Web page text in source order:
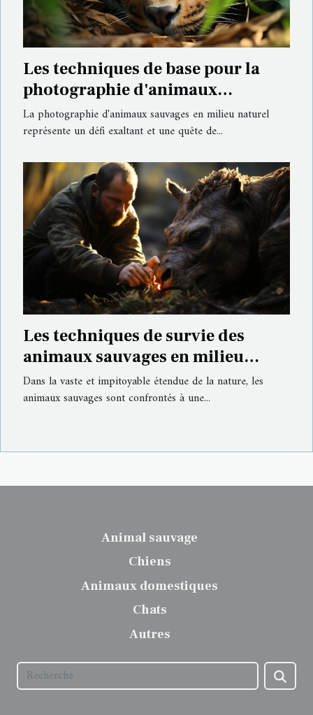
Les techniques de base pour la
photographie d'animaux
sauvages en milieu naturel
La photographie d'animaux sauvages en milieu naturel
représente un défi exaltant et une quête de...
Les techniques de survie des
animaux sauvages en milieu
hostile
Dans la vaste et impitoyable étendue de la nature, les
animaux sauvages sont confrontés à une...
Animal sauvage
Chiens
Animaux domestiques
Chats
Autres